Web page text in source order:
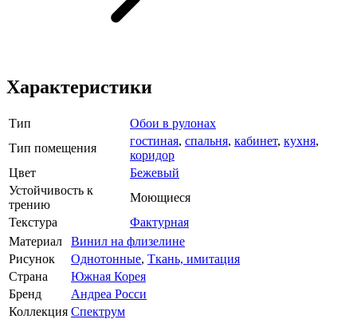
Характеристики
Тип
Обои в рулонах
Тип помещения
гостиная, спальня, кабинет, кухня,
коридор
Цвет
Бежевый
Устойчивость к
трению
Моющиеся
Текстура
Фактурная
Материал
Винил на флизелине
Рисунок
Однотонные, Ткань, имитация
Страна
Южная Корея
Бренд
Андреа Росси
Коллекция Спектрум